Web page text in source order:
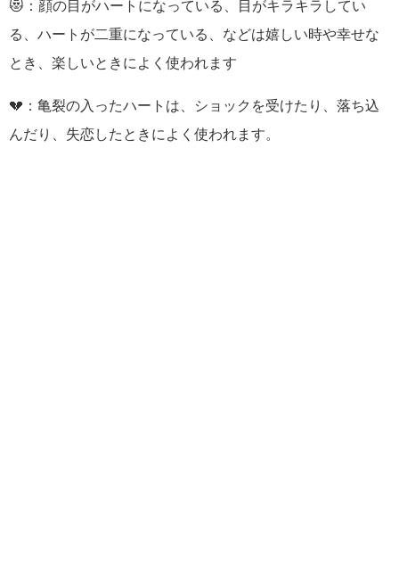
😻：顔の目がハートになっている、目がキラキラしてい
る、ハートが二重になっている、などは嬉しい時や幸せな
とき、楽しいときによく使われます
💔：亀裂の入ったハートは、ショックを受けたり、落ち込
んだり、失恋したときによく使われます。